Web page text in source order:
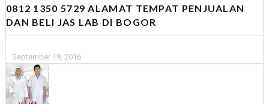
0812 1350 5729 ALAMAT TEMPAT PENJUALAN
DAN BELI JAS LAB DI BOGOR
September 19, 2016